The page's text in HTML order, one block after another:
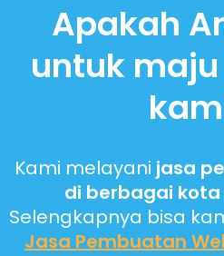
Apakah
untuk
Kami melayani jasa
di berbagai kota
Selengkapnya bisa
Jasa Pembuatan